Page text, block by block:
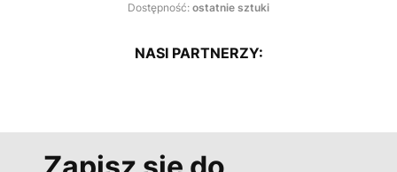
Dostępność: ostatnie sztuki
NASI PARTNERZY: